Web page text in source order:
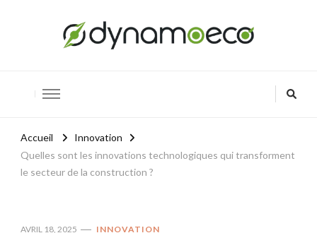
Accueil
Innovation
Quelles sont les innovations technologiques qui transforment
le secteur de la construction ?
AVRIL 18, 2025 INNOVATION